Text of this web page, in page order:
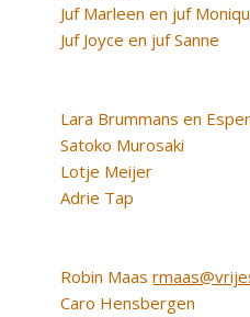
Juf Marleen en juf
Juf Joyce en juf Sanne
Lara Brummans en
Satoko Murosaki
Lotje Meijer
Adrie Tap
Robin Maas
Caro Hensbergen